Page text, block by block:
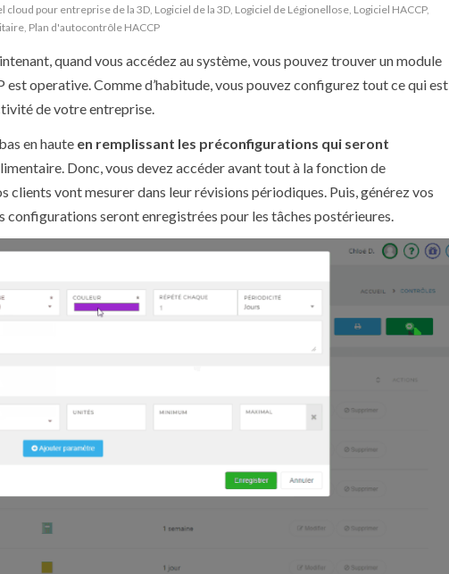
cloud pour entreprise de la 3D, Logiciel de la 3D, Logiciel de Légionellose, Logiciel HACCP,
, Plan d'autocontrôle HACCP
quand vous accédez au système, vous pouvez trouver un module
operative. Comme d’habitude, vous pouvez configurez tout ce qui est
de votre entreprise.
en haute en remplissant les préconfigurations qui seront
Donc, vous devez accéder avant tout à la fonction de
vont mesurer dans leur révisions périodiques. Puis, générez vos
configurations seront enregistrées pour les tâches postérieures.